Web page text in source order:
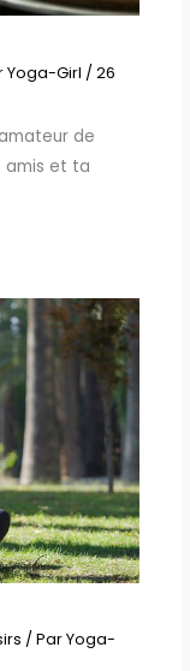
Yoga-Girl / 26
de
amis et ta
/ ParYoga-